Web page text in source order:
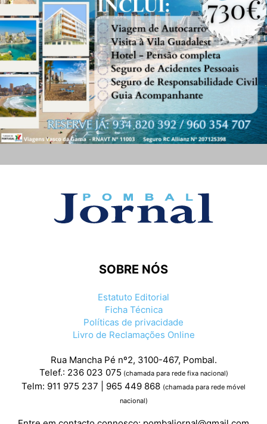
SOBRE NÓS
Estatuto Editorial
Ficha Técnica
Políticas de privacidade
Livro de Reclamações Online
Rua Mancha Pé nº2, 3100-467, Pombal.
Telef.: 236 023 075 (chamada para rede fixa nacional)
Telm: 911 975 237 | 965 449 868 (chamada para rede móvel
nacional)